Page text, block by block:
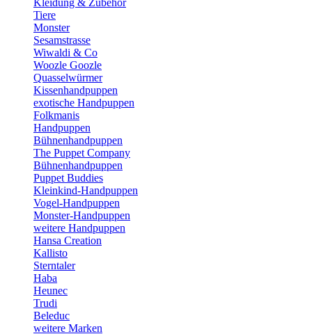
Kleidung & Zubehör
Tiere
Monster
Sesamstrasse
Wiwaldi & Co
Woozle Goozle
Quasselwürmer
Kissenhandpuppen
exotische Handpuppen
Folkmanis
Handpuppen
Bühnenhandpuppen
The Puppet Company
Bühnenhandpuppen
Puppet Buddies
Kleinkind-Handpuppen
Vogel-Handpuppen
Monster-Handpuppen
weitere Handpuppen
Hansa Creation
Kallisto
Sterntaler
Haba
Heunec
Trudi
Beleduc
weitere Marken